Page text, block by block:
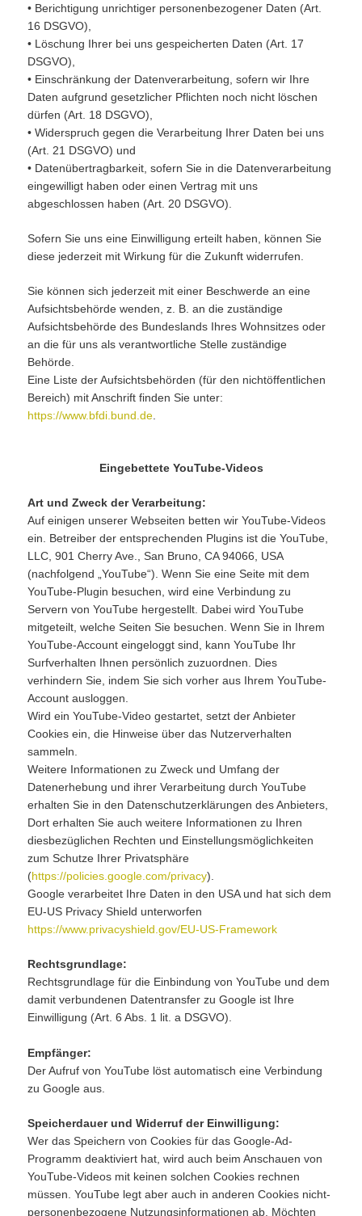
• Berichtigung unrichtiger personenbezogener Daten (Art.
16 DSGVO),
• Löschung Ihrer bei uns gespeicherten Daten (Art. 17
DSGVO),
• Einschränkung der Datenverarbeitung, sofern wir Ihre
Daten aufgrund gesetzlicher Pflichten noch nicht löschen
dürfen (Art. 18 DSGVO),
• Widerspruch gegen die Verarbeitung Ihrer Daten bei uns
(Art. 21 DSGVO) und
• Datenübertragbarkeit, sofern Sie in die Datenverarbeitung
eingewilligt haben oder einen Vertrag mit uns
abgeschlossen haben (Art. 20 DSGVO).
Sofern Sie uns eine Einwilligung erteilt haben, können Sie
diese jederzeit mit Wirkung für die Zukunft widerrufen.
Sie können sich jederzeit mit einer Beschwerde an eine
Aufsichtsbehörde wenden, z. B. an die zuständige
Aufsichtsbehörde des Bundeslands Ihres Wohnsitzes oder
an die für uns als verantwortliche Stelle zuständige
Behörde.
Eine Liste der Aufsichtsbehörden (für den nichtöffentlichen
Bereich) mit Anschrift finden Sie unter:
https://www.bfdi.bund.de
Eingebettete YouTube-Videos
Art und Zweck der Verarbeitung:
Auf einigen unserer Webseiten betten wir YouTube-Videos
ein. Betreiber der entsprechenden Plugins ist die YouTube,
LLC, 901 Cherry Ave., San Bruno, CA 94066, USA
(nachfolgend „YouTube“). Wenn Sie eine Seite mit dem
YouTube-Plugin besuchen, wird eine Verbindung zu
Servern von YouTube hergestellt. Dabei wird YouTube
mitgeteilt, welche Seiten Sie besuchen. Wenn Sie in Ihrem
YouTube-Account eingeloggt sind, kann YouTube Ihr
Surfverhalten Ihnen persönlich zuzuordnen. Dies
verhindern Sie, indem Sie sich vorher aus Ihrem YouTube-
Account ausloggen.
Wird ein YouTube-Video gestartet, setzt der Anbieter
Cookies ein, die Hinweise über das Nutzerverhalten
sammeln.
Weitere Informationen zu Zweck und Umfang der
Datenerhebung und ihrer Verarbeitung durch YouTube
erhalten Sie in den Datenschutzerklärungen des Anbieters,
Dort erhalten Sie auch weitere Informationen zu Ihren
diesbezüglichen Rechten und Einstellungsmöglichkeiten
zum Schutze Ihrer Privatsphäre
(https://policies.google.com/privacy).
Google verarbeitet Ihre Daten in den USA und hat sich dem
EU-US Privacy Shield unterworfen
https://www.privacyshield.gov/EU-US-Framework
Rechtsgrundlage:
Rechtsgrundlage für die Einbindung von YouTube und dem
damit verbundenen Datentransfer zu Google ist Ihre
Einwilligung (Art. 6 Abs. 1 lit. a DSGVO).
Empfänger:
Der Aufruf von YouTube löst automatisch eine Verbindung
zu Google aus.
Speicherdauer und Widerruf der Einwilligung:
Wer das Speichern von Cookies für das Google-Ad-
Programm deaktiviert hat, wird auch beim Anschauen von
YouTube-Videos mit keinen solchen Cookies rechnen
müssen. YouTube legt aber auch in anderen Cookies nicht-
personenbezogene Nutzungsinformationen ab. Möchten